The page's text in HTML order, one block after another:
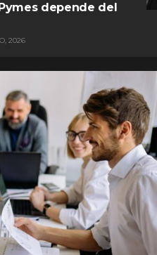
depende del
2026